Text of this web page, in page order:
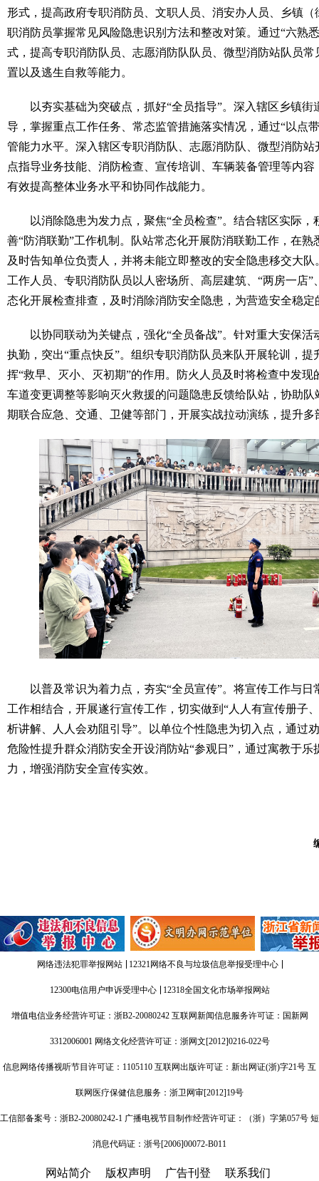
形式，提高政府专职消防员、文职人员、消安办人员、乡镇
职消防员掌握常见风险隐患识别方法和整改对策。通过“六熟
式，提高专职消防队员、志愿消防队队员、微型消防站队员
置以及逃生自救等能力。
以夯实基础为突破点，抓好“全员指导”。深入辖区乡镇街
导，掌握重点工作任务、常态监管措施落实情况，通过“以点
管能力水平。深入辖区专职消防队、志愿消防队、微型消防
点指导业务技能、消防检查、宣传培训、车辆装备管理等内
有效提高整体业务水平和协同作战能力。
以消除隐患为发力点，聚焦“全员检查”。结合辖区实际，
善“防消联勤”工作机制。队站常态化开展防消联勤工作，在
及时告知单位负责人，并将未能立即整改的安全隐患移交大
工作人员、专职消防队员以人密场所、高层建筑、“两房一店
态化开展检查排查，及时消除消防安全隐患，为营造安全稳
以协同联动为关键点，强化“全员备战”。针对重大安保活
执勤，突出“重点快反”。组织专职消防队员来队开展轮训，提
挥“救早、灭小、灭初期”的作用。防火人员及时将检查中发
车道变更调整等影响灭火救援的问题隐患反馈给队站，协助
期联合应急、交通、卫健等部门，开展实战拉动演练，提升多
以普及常识为着力点，夯实“全员宣传”。将宣传工作与日
工作相结合，开展遂行宣传工作，切实做到“人人有宣传册子
析讲解、人人会劝阻引导”。以单位个性隐患为切入点，通过
危险性提升群众消防安全开设消防站“参观日”，通过寓教于
力，增强消防安全宣传实效。
网络违法犯罪举报网站 12321网络不良与垃圾信息举报受理中心
12300电信用户申诉受理中心 12318全国文化市场举报网站
增值电信业务经营许可证： 浙B2-20080242互联网新闻信息服务许可证：国新网
3312006001 网络文化经营许可证：浙网文[2012]0216-022号
信息网络传播视听节目许可证：1105110 互联网出版许可证：新出网证(浙)字21号 互
联网医疗保健信息服务：浙卫网审[2012]19号
工信部备案号：浙B2-20080242-1 广播电视节目制作经营许可证：（浙）字第057号 短
消息代码证：浙号[2006]00072-B011
网站简介 版权声明 广告刊登 联系我们